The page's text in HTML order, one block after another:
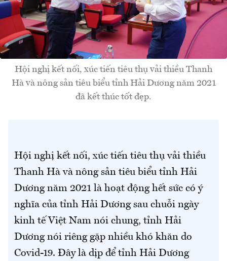
Hội nghị kết nối, xúc tiến tiêu thụ vải thiều Thanh
Hà và nông sản tiêu biểu tỉnh Hải Dương năm 2021
đã kết thúc tốt đẹp.
Hội nghị kết nối, xúc tiến tiêu thụ vải thiều
Thanh Hà và nông sản tiêu biểu tỉnh Hải
Dương năm 2021 là hoạt động hết sức có ý
nghĩa của tỉnh Hải Dương sau chuỗi ngày
kinh tế Việt Nam nói chung, tỉnh Hải
Dương nói riêng gặp nhiều khó khăn do
Covid-19. Đây là dịp để tỉnh Hải Dương